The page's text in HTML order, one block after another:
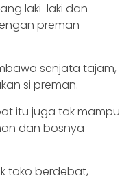
laki-laki dan
preman
senjata tajam,
si preman.
itu juga tak mampu
dan bosnya
toko berdebat,